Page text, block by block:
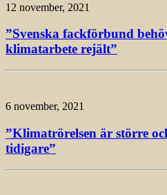
12 november, 2021
”Svenska fackförbund
klimatarbete rejält”
6 november, 2021
”Klimatrörelsen är större
tidigare”